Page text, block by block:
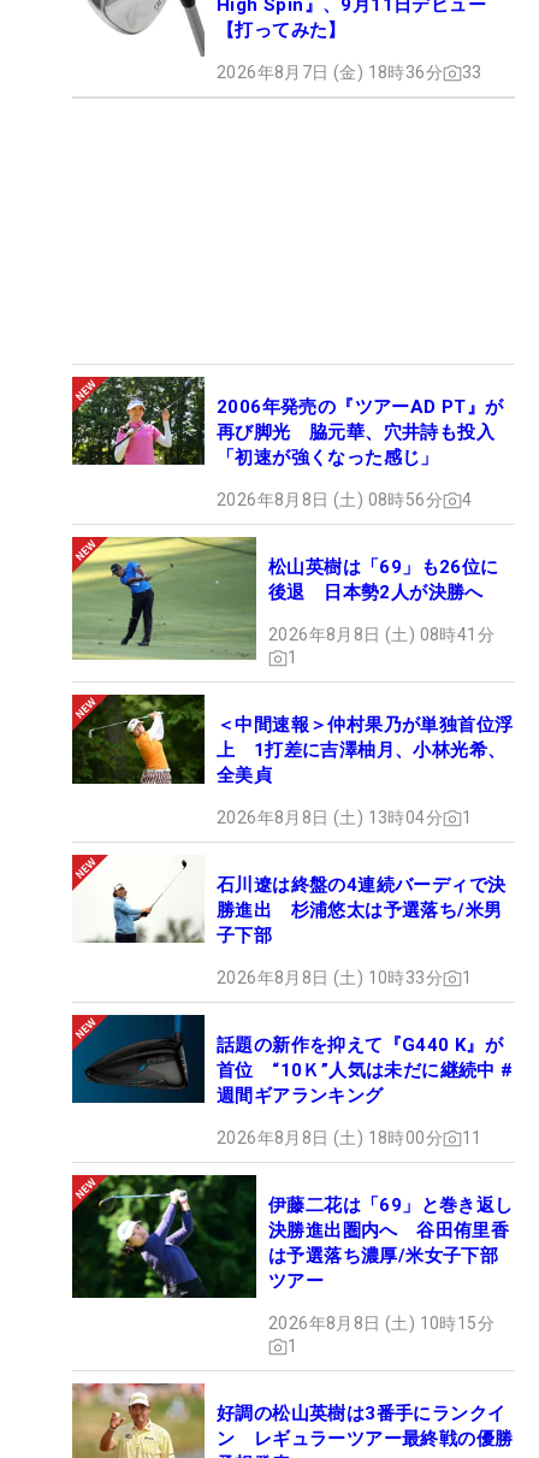
High Spin』、9月11日デビュー
【打ってみた】
2026年8月7日 (金) 18時36分 33
2006年発売の『ツアーAD PT』が
再び脚光 脇元華、穴井詩も投入
「初速が強くなった感じ」
2026年8月8日 (土) 08時56分 4
松山英樹は「69」も26位に
後退 日本勢2人が決勝へ
2026年8月8日 (土) 08時41分
1
＜中間速報＞仲村果乃が単独首位浮
上 1打差に吉澤柚月、小林光希、
全美貞
2026年8月8日 (土) 13時04分 1
石川遼は終盤の4連続バーディで決
勝進出 杉浦悠太は予選落ち/米男
子下部
2026年8月8日 (土) 10時33分 1
話題の新作を抑えて『G440 K』が
首位 “10Ｋ”人気は未だに継続中 #
週間ギアランキング
2026年8月8日 (土) 18時00分 11
伊藤二花は「69」と巻き返し
決勝進出圏内へ 谷田侑里香
は予選落ち濃厚/米女子下部
ツアー
2026年8月8日 (土) 10時15分
1
好調の松山英樹は3番手にランクイ
ン レギュラーツアー最終戦の優勝